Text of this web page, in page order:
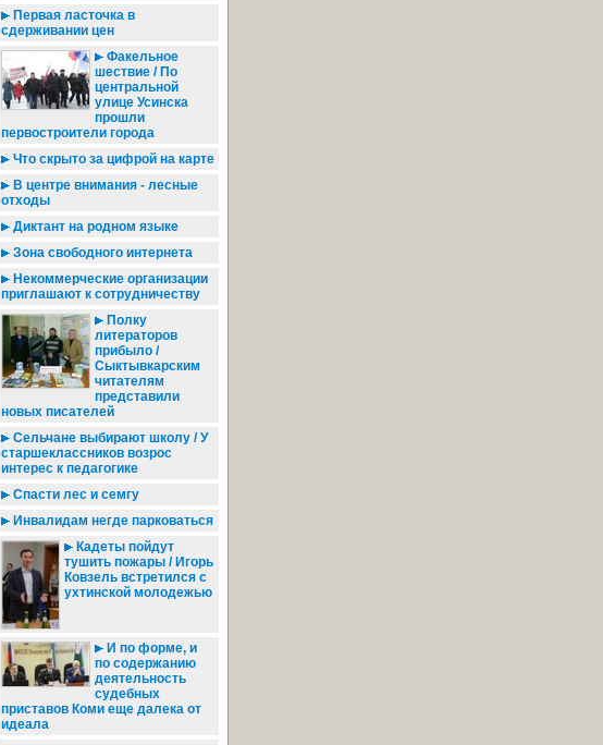
Первая ласточка в
сдерживании цен
Факельное
шествие / По
центральной
улице Усинска
прошли
первостроители города
Что скрыто за цифрой на карте
В центре внимания - лесные
отходы
Диктант на родном языке
Зона свободного интернета
Некоммерческие организации
приглашают к сотрудничеству
Полку
литераторов
прибыло /
Сыктывкарским
читателям
представили
новых писателей
Сельчане выбирают школу / У
старшеклассников возрос
интерес к педагогике
Спасти лес и семгу
Инвалидам негде парковаться
Кадеты пойдут
тушить пожары / Игорь
Ковзель встретился с
ухтинской молодежью
И по форме, и
по содержанию
деятельность
судебных
приставов Коми еще далека от
идеала